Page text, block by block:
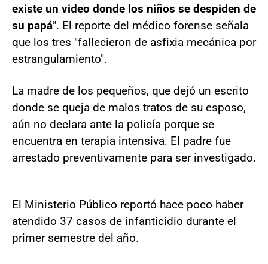
existe un video donde los niños se despiden de
su papá". El reporte del médico forense señala
que los tres "fallecieron de asfixia mecánica por
estrangulamiento".
La madre de los pequeños, que dejó un escrito
donde se queja de malos tratos de su esposo,
aún no declara ante la policía porque se
encuentra en terapia intensiva. El padre fue
arrestado preventivamente para ser investigado.
El Ministerio Público reportó hace poco haber
atendido 37 casos de infanticidio durante el
primer semestre del año.